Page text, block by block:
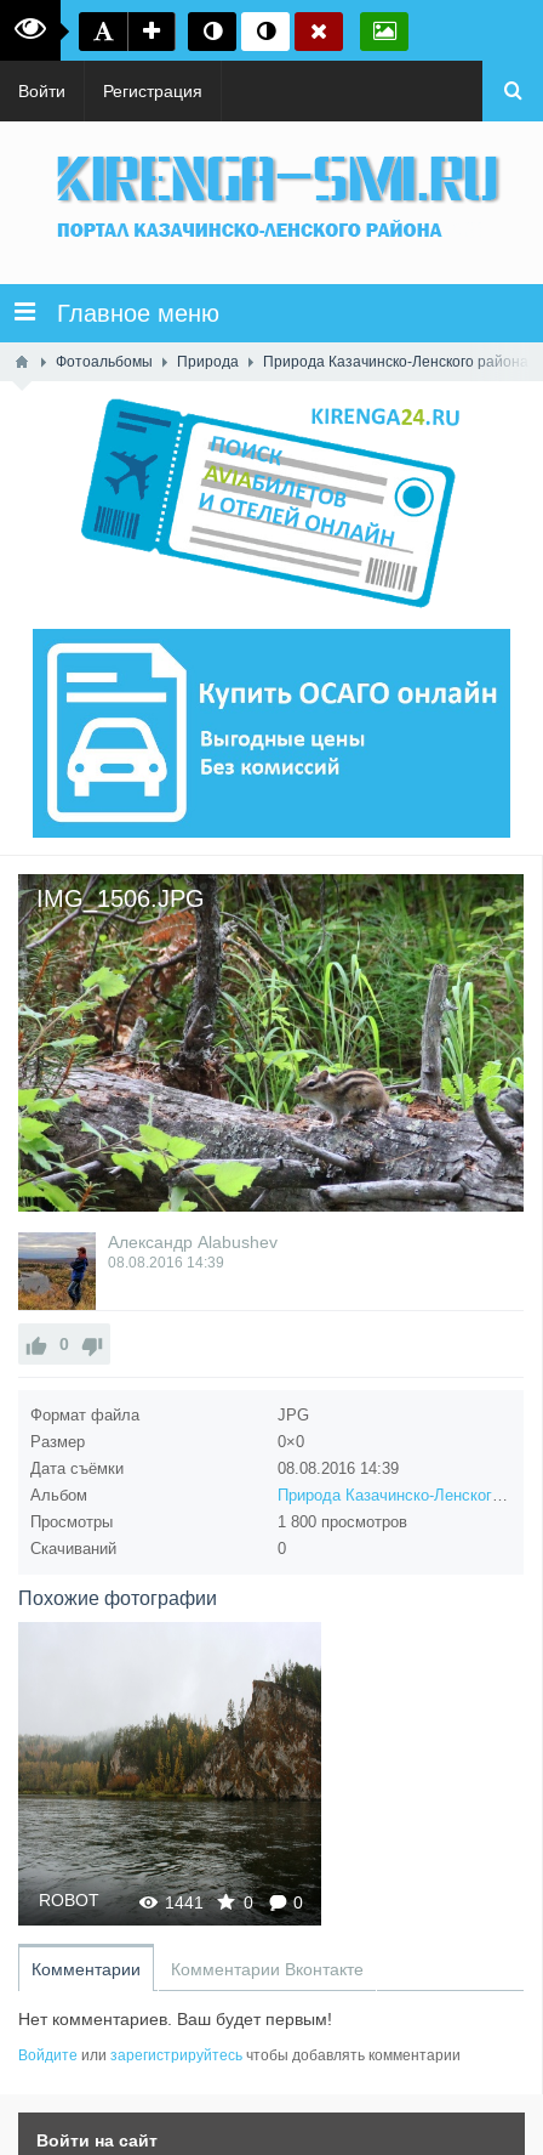
Войти Регистрация
Главное меню
Фотоальбомы Природа Природа Казачинско-Ленского района
IMG_1506.JPG
Александр Alabushev
08.08.2016 14:39
0
Формат файла
JPG
Размер
0×0
Дата съёмки
08.08.2016 14:39
Альбом
Природа Казачинско-Ленского района
Просмотры
1 800 просмотров
Скачиваний
0
Похожие фотографии
1441 0 0
ROBOT
Комментарии Комментарии Вконтакте
Нет комментариев. Ваш будет первым!
Войдите или зарегистрируйтесь чтобы добавлять комментарии
Войти на сайт